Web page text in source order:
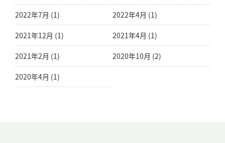
2022年7月 (1) 2022年4月 (1)
2021年12月 (1) 2021年4月 (1)
2021年2月 (1) 2020年10月 (2)
2020年4月 (1)